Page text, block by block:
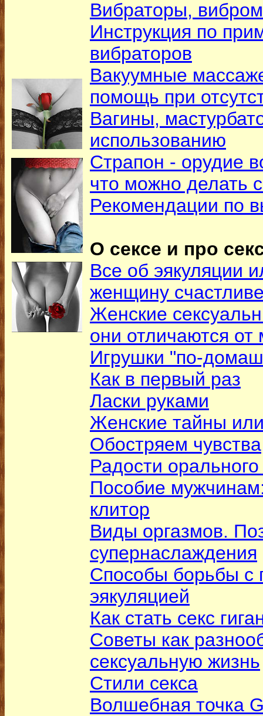
Вибраторы,
Инструкция по
вибраторов
Вакуумные
помощь при
Вагины,
использованию
Страпон - орудие
что можно делать
Рекомендации по
О сексе и про
Все об эякуляции
женщину
Женские
они отличаются от
Игрушки "по-
Как в первый раз
Ласки руками
Женские тайны
Обостряем чувства
Радости орального
Пособие
клитор
Виды оргазмов.
супернаслаждения
Способы борьбы с
эякуляцией
Как стать секс
Советы как
сексуальную жизнь
Стили секса
Волшебная точка